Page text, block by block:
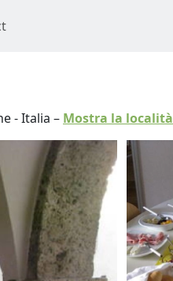
-Italia – Mostra la località